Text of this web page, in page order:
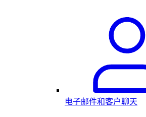
电子邮件和客户聊天